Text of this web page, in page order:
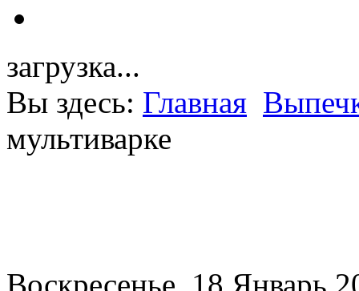
загрузка...
Вы здесь: Главная
мультиварке